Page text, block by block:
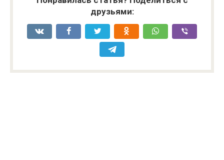
друзьями: